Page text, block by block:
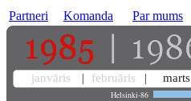
Partneri Komanda Par mums
janvāris februāris marts
Helsinki-86